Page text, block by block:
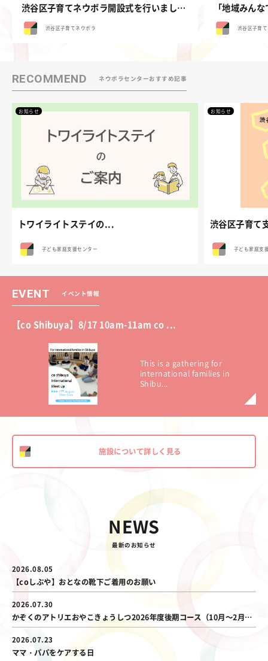
渋谷区子育てネウボラ開設式を行いました。
渋谷区子育てネウボラ 渋谷区子育
RECOMMEND ネウボラセンターおすすめ記事
お知らせ
トワイライトステイの...
子ども家庭支援センター
お知らせ
渋谷区子育て
子ども家庭支
EVENT イベント情報
【co Shibuya】8/17 10am-11am co ...
This is a gathering for
international families in
Shibu...
施設について詳しく見る
NEWS
最新のお知らせ
2026.08.05
【coしぶや】おとなの靴下ご着用のお願い
2026.07.30
かぞくのアトリエおやこきょうしつ2026年度後期コース（10月～2月開催）のご案内
2026.07.23
ママ・パパをケアする日